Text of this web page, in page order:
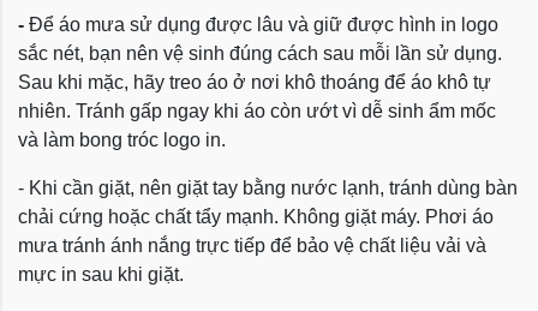
- Để áo mưa sử dụng được lâu và giữ được hình in logo
sắc nét, bạn nên vệ sinh đúng cách sau mỗi lần sử dụng.
Sau khi mặc, hãy treo áo ở nơi khô thoáng để áo khô tự
nhiên. Tránh gấp ngay khi áo còn ướt vì dễ sinh ẩm mốc
và làm bong tróc logo in.
- Khi cần giặt, nên giặt tay bằng nước lạnh, tránh dùng bàn
chải cứng hoặc chất tẩy mạnh. Không giặt máy. Phơi áo
mưa tránh ánh nắng trực tiếp để bảo vệ chất liệu vải và
mực in sau khi giặt.